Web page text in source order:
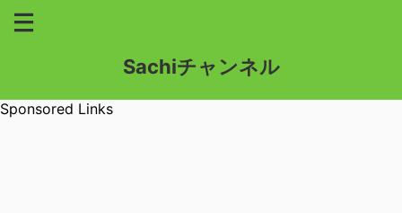
Sachiチャンネル
Sponsored Links